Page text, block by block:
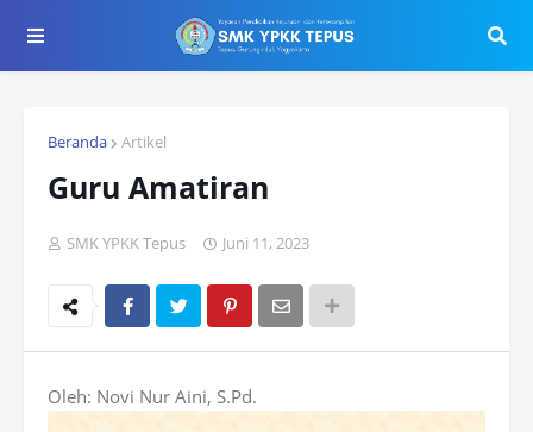
Beranda Artikel
Guru Amatiran
SMK YPKK Tepus Juni 11, 2023
Oleh: Novi Nur Aini, S.Pd.